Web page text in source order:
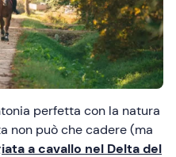
perfetta con la natura
non può che cadere (ma
a cavallo nel Delta del